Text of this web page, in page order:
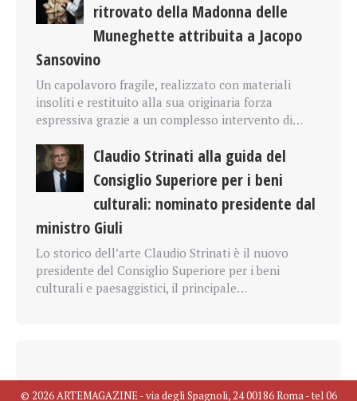
ritrovato della Madonna delle
Muneghette attribuita a Jacopo
Sansovino
Un capolavoro fragile, realizzato con materiali
insoliti e restituito alla sua originaria forza
espressiva grazie a un complesso intervento di…
Claudio Strinati alla guida del
Consiglio Superiore per i beni
culturali: nominato presidente dal
ministro Giuli
Lo storico dell’arte Claudio Strinati è il nuovo
presidente del Consiglio Superiore per i beni
culturali e paesaggistici, il principale…
© 2026 ARTEMAGAZINE - via degli Spagnoli, 24 00186 Roma - tel 06